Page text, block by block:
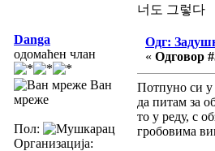
너도 그렇다
Danga
одомаћен члан
Ван
мреже
Пол:
Организација:
Одг:
« Одговор
Потпуно си у
да питам за
то у реду, с
гробовима